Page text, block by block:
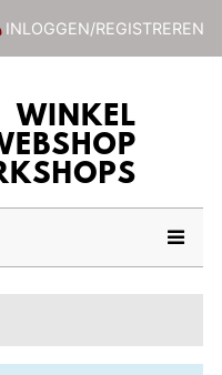
INLOGGEN/REGISTREREN